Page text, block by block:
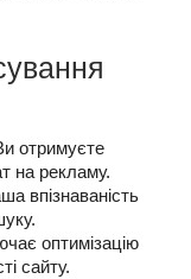
отримуєте
на рекламу.
впізнаваність
оптимізацію
сайту.